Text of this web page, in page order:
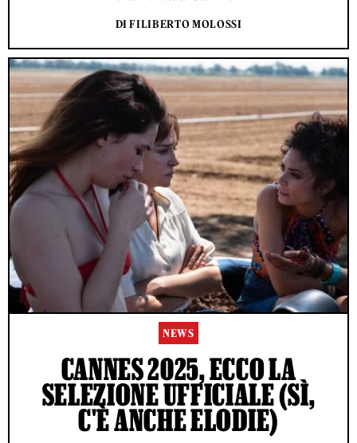
DI FILIBERTO MOLOSSI
NEWS
CANNES 2025, ECCO LA
SELEZIONE UFFICIALE (SÌ,
C'È ANCHE ELODIE)